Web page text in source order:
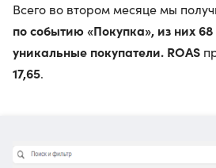
Всего во втором месяце мы
по событию «Покупка», из них
уникальные покупатели. ROAS
17,65.